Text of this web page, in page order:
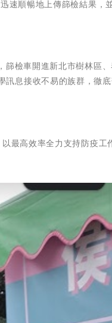
速順暢地上傳篩檢結果，
篩檢車開進新北市樹林區
訊息接收不易的族群，徹
最高效率全力支持防疫工